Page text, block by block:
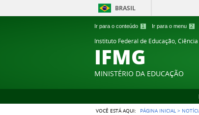
Ir para o conteúdo 1 Ir para o menu 2
BRASIL
Instituto Federal de Educação,
IFMG
MINISTÉRIO DA EDUCAÇÃO
VOCÊ ESTÁ AQUI: PÁGINA INICIAL >